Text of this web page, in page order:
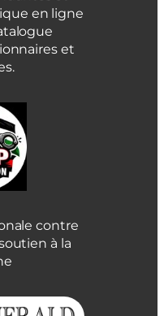
en ligne
et
contre
à la